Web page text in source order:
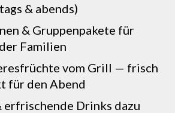
& abends)
& Gruppenpakete für
Familien
vom Grill — frisch
für den Abend
erfrischende Drinks dazu